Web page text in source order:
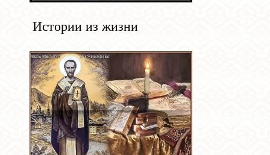
Истории из жизни